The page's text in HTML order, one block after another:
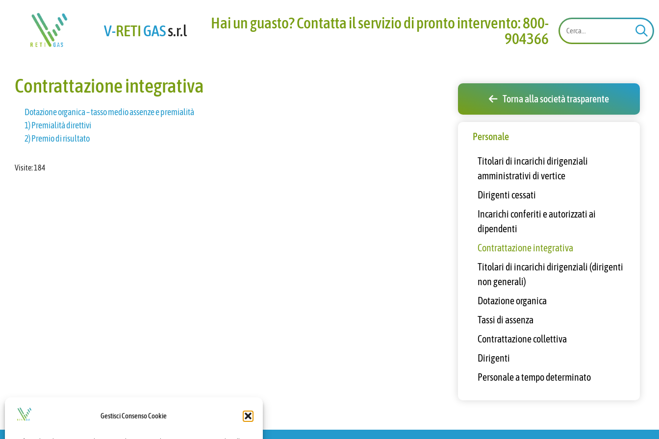
Gestisci Consenso Cookie
V-RETIGASs.r.l
Hai un guasto? Contatta il servizio di pronto intervento: 800-
904366
Contrattazione integrativa
Dotazione organica – tasso medio assenze e premialità
1) Premialità direttivi
2) Premio di risultato
Visite:184
Torna alla società trasparente
Personale
Titolari di incarichi dirigenziali
amministrativi di vertice
Dirigenti cessati
Incarichi conferiti e autorizzati ai
dipendenti
Contrattazione integrativa
Titolari di incarichi dirigenziali (dirigenti
non generali)
Dotazione organica
Tassi di assenza
Contrattazione collettiva
Dirigenti
Personale a tempo determinato